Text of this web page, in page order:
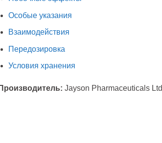
Особые указания
Взаимодействия
Передозировка
Условия хранения
Производитель: Jayson Pharmaceuticals Ltd